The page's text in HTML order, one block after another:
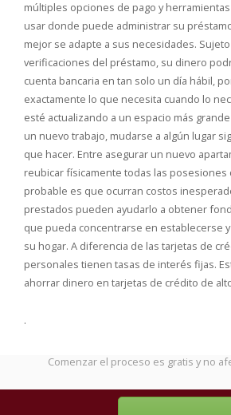
múltiples opciones de pago y
usar donde puede administrar su
mejor se adapte a sus necesidades.
verificaciones del préstamo, su dinero
cuenta bancaria en tan solo un día hábil,
exactamente lo que necesita cuando lo
esté actualizando a un espacio más
un nuevo trabajo, mudarse a algún lugar
que hacer. Entre asegurar un nuevo
reubicar físicamente todas las posesiones
probable es que ocurran costos
prestados pueden ayudarlo a obtener
que pueda concentrarse en establecerse
su hogar. A diferencia de las tarjetas de
personales tienen tasas de interés fijas.
ahorrar dinero en tarjetas de crédito de
.
Comenzar el proceso es gratis y no